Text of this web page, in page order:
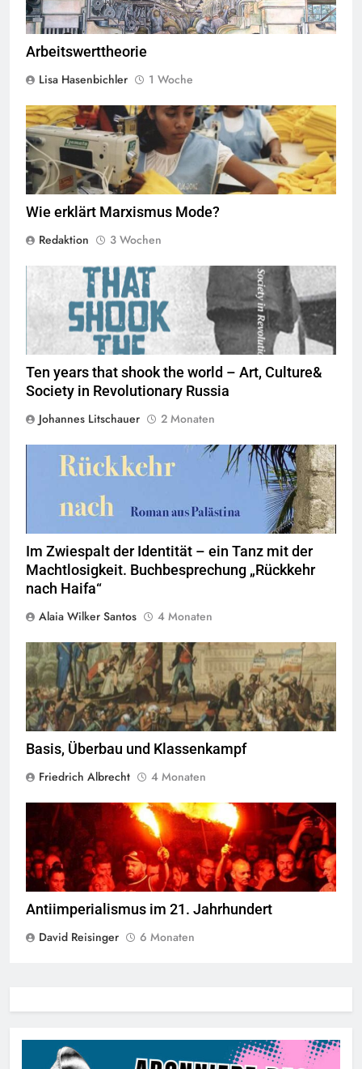
Arbeitswerttheorie
Lisa Hasenbichler
1 Woche
Näherinnen in Sweatshop © marissaorton (flickr)BY-SA 2.0
Wie erklärt Marxismus Mode?
Redaktion
3 Wochen
Ten years that shook the world – Art, Culture&
Society in Revolutionary Russia
Johannes Litschauer
2 Monaten
Im Zwiespalt der Identität – ein Tanz mit der
Machtlosigkeit. Buchbesprechung „Rückkehr
nach Haifa“
Alaia Wilker Santos
4 Monaten
Musée de la Révolution française,Quelle© CC-By-SA-4.0
Basis, Überbau und Klassenkampf
Friedrich Albrecht
4 Monaten
Hafenarbeiter blockieren Waffenlieferungen in Piräus,
Griechenland
Antiimperialismus im 21. Jahrhundert
David Reisinger
6 Monaten